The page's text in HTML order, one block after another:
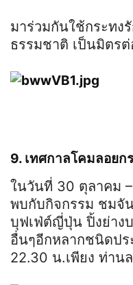
มาร่วมกันใช้กระทง
ธรรมชาติ เป็นมิตร
9. เทศกาลโคมลอยก
ในวันที่ 30 ตุลาคม
พบกับกิจกรรม ชมจั
บุฟเฟ่ต์ญี่ปุ่น ปิ้งย่าง
อื่นๆอีกหลากชนิดปร
22.30 น.เพียง ท่าน